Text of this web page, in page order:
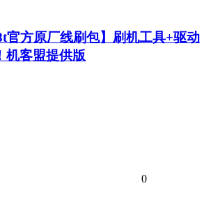
官方原厂线刷包】刷机工具+驱动
机客盟提供版
0